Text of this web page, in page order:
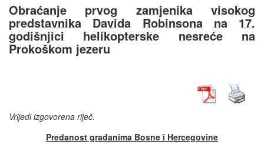
Obraćanje prvog zamjenika visokog
predstavnika Davida Robinsona na 17.
godišnjici helikopterske nesreće na
Prokoškom jezeru
Vrijedi izgovorena riječ.
Predanost građanima Bosne i Hercegovine